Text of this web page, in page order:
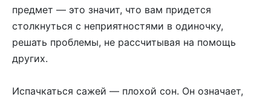
предмет — это значит, что вам придется
столкнуться с неприятностями в одиночку,
решать проблемы, не рассчитывая на помощь
других.
Испачкаться сажей — плохой сон. Он означает,